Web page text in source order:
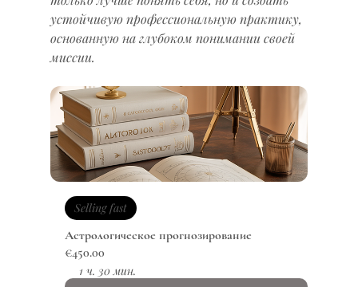
устойчивую профессиональную практику,
основанную на глубоком понимании своей
миссии.
Selling fast
Астрологическое прогнозирование
€450.00
1 ч. 30 мин.